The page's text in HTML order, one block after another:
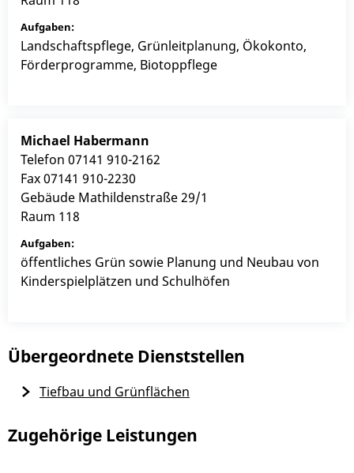
Landschaftspflege, Grünleitplanung, Ökokonto,
Förderprogramme, Biotoppflege
Michael Habermann
Telefon 07141 910-2162
Fax07141 910-2230
Gebäude Mathildenstraße 29/1
Raum 118
öffentliches Grün sowie Planung und Neubau von
Kinderspielplätzen und Schulhöfen
Übergeordnete Dienststellen
Tiefbau und Grünflächen
Zugehörige Leistungen